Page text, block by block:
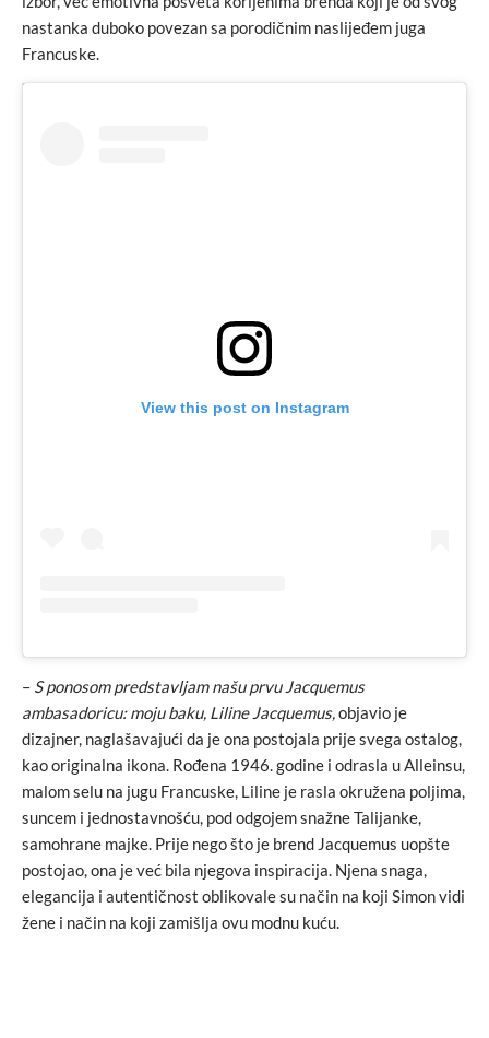
nastanka duboko povezan sa porodičnim naslijeđem juga
Francuske.
View this post on Instagram
– S ponosom predstavljam našu prvu Jacquemus
ambasadoricu: moju baku, Liline Jacquemus,objavio je
dizajner, naglašavajući da je ona postojala prije svega ostalog,
kao originalna ikona. Rođena 1946. godine i odrasla u Alleinsu,
malom selu na jugu Francuske, Liline je rasla okružena poljima,
suncem i jednostavnošću, pod odgojem snažne Talijanke,
samohrane majke. Prije nego što je brend Jacquemus uopšte
postojao, ona je već bila njegova inspiracija. Njena snaga,
elegancija i autentičnost oblikovale su način na koji Simon vidi
žene i način na koji zamišlja ovu modnu kuću.